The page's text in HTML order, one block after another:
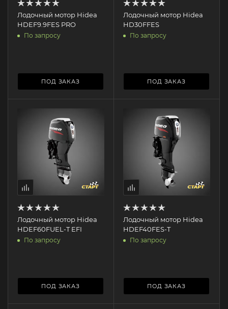
Лодочный мотор Hidea
HDEF9.9FES PRO
По запросу
ПОД ЗАКАЗ
Лодочный мотор Hidea
HD30FFES
По запросу
ПОД ЗАКАЗ
Лодочный мотор Hidea
HDEF60FUEL-T EFI
По запросу
ПОД ЗАКАЗ
Лодочный мотор Hidea
HDEF40FES-T
По запросу
ПОД ЗАКАЗ